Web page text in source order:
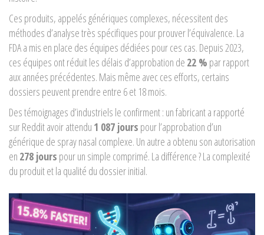
Ces produits, appelésgénériques complexes, nécessitent des
méthodes d’analyse très spécifiques pour prouver l’équivalence. La
FDA a mis en place des équipes dédiées pour ces cas. Depuis 2023,
ces équipes ont réduit les délais d’approbation de 22 % par rapport
aux années précédentes. Mais même avec ces efforts, certains
dossiers peuvent prendre entre 6 et 18 mois.
Des témoignages d’industriels le confirment : un fabricant a rapporté
sur Reddit avoir attendu 1 087 jours pour l’approbation d’un
générique de spray nasal complexe. Un autre a obtenu son autorisation
en 278 jours pour un simple comprimé. La différence ? La complexité
du produit et la qualité du dossier initial.